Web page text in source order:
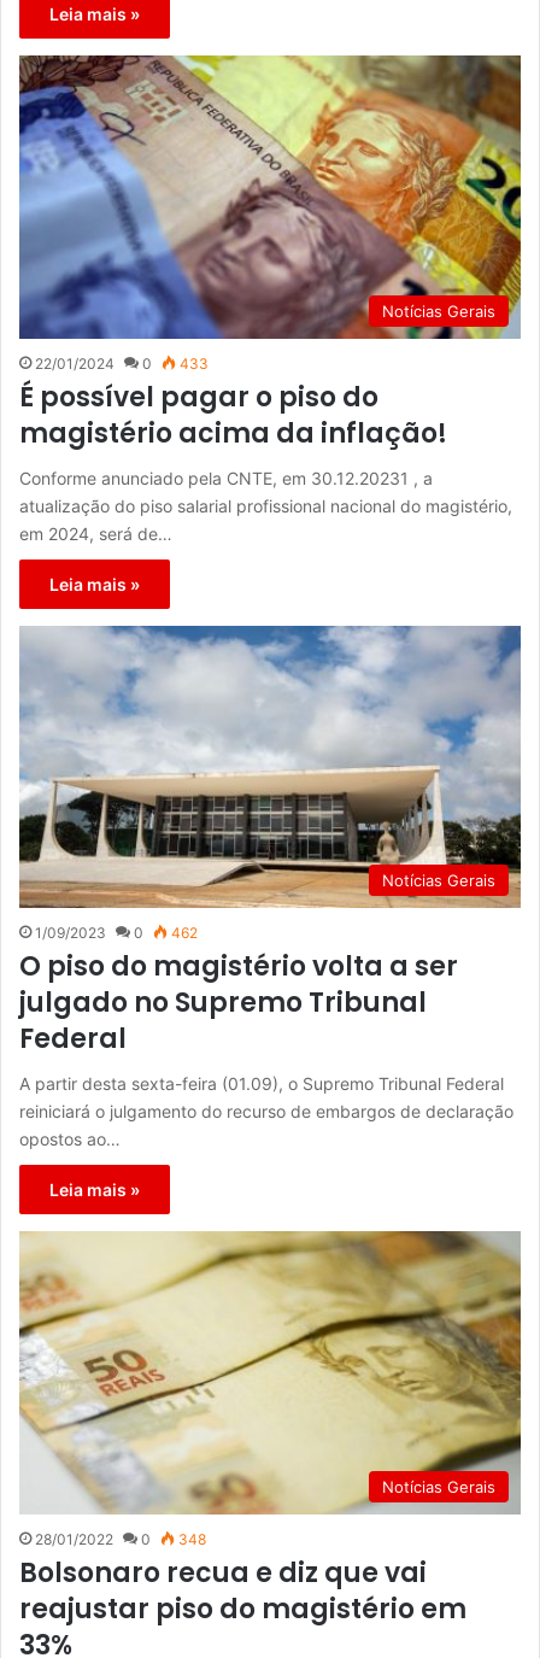
Leia mais »
Notícias Gerais
22/01/2024 0 433
É possível pagar o piso do
magistério acima da inflação!
Conforme anunciado pela CNTE, em 30.12.20231 , a
atualização do piso salarial profissional nacional do magistério,
em 2024, será de…
Leia mais »
Notícias Gerais
1/09/2023 0 462
O piso do magistério volta a ser
julgado no Supremo Tribunal
Federal
A partir desta sexta-feira (01.09), o Supremo Tribunal Federal
reiniciará o julgamento do recurso de embargos de declaração
opostos ao…
Leia mais »
Notícias Gerais
28/01/2022 0 348
Bolsonaro recua e diz que vai
reajustar piso do magistério em
33%